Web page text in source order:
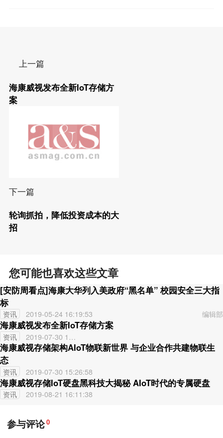
上一篇
海康威视发布全新IoT存储方
案
下一篇
轮询抓拍，降低投资成本的大
招
您可能也喜欢这些文章
[安防周看点]海康大华列入美政府“黑名单” 校园安全三大指
标
资讯 2019-05-24 16:19:53 编辑部
海康威视发布全新IoT存储方案
资讯
2019-07-30 15:2
1:20
海康威视存储架构AIoT物联新世界 与企业合作共建物联生
态
资讯 2019-07-30 15:26:58
海康威视存储IoT硬盘黑科技大揭秘 AIoT时代的专属硬盘
资讯 2019-08-21 16:11:38
参与评论0